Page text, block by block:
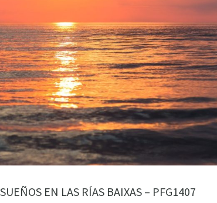
EN LAS RÍAS BAIXAS – PFG1407